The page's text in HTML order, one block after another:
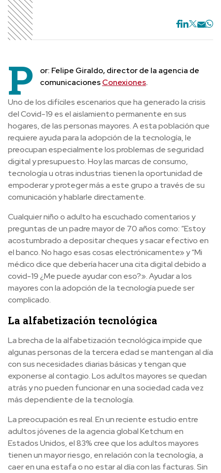
P
or: Felipe Giraldo, director de la agencia de
comunicacionesConexiones.
Uno de los difíciles escenarios que ha generado la crisis
del Covid-19 es el aislamiento permanente en sus
hogares, de las personas mayores. A esta población que
requiere ayuda para la adopción de la tecnología, le
preocupan especialmente los problemas de seguridad
digital y presupuesto. Hoy las marcas de consumo,
tecnología u otras industrias tienen la oportunidad de
empoderar y proteger más a este grupo a través de su
comunicación y hablarle directamente.
Cualquier niño o adulto ha escuchado comentarios y
preguntas de un padre mayor de 70 años como: “Estoy
acostumbrado a depositar cheques y sacar efectivo en
el banco. No hago esas cosas electrónicamente» y “Mi
médico dice que debería hacer una cita digital debido a
covid-19 ¿Me puede ayudar con eso?». Ayudar a los
mayores con la adopción de la tecnología puede ser
complicado.
La alfabetización tecnológica
La brecha de la alfabetización tecnológica impide que
algunas personas de la tercera edad se mantengan al día
con sus necesidades diarias básicas y tengan que
exponerse al contagio. Los adultos mayores se quedan
atrás y no pueden funcionar en una sociedad cada vez
más dependiente de la tecnología.
La preocupación es real. En un reciente estudio entre
adultos jóvenes de la agencia global Ketchum en
Estados Unidos, el 83% cree que los adultos mayores
tienen un mayor riesgo, en relación con la tecnología, a
caer en una estafa o no estar al día con las facturas. Sin